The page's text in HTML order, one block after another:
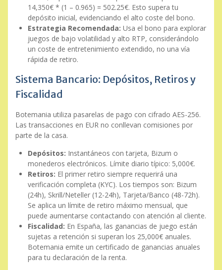
14,350€ * (1 – 0.965) = 502.25€. Esto supera tu
depósito inicial, evidenciando el alto coste del bono.
Estrategia Recomendada: Usa el bono para explorar
juegos de bajo volatilidad y alto RTP, considerándolo
un coste de entretenimiento extendido, no una vía
rápida de retiro.
Sistema Bancario: Depósitos, Retiros y
Fiscalidad
Botemania utiliza pasarelas de pago con cifrado AES-256.
Las transacciones en EUR no conllevan comisiones por
parte de la casa.
Depósitos: Instantáneos con tarjeta, Bizum o
monederos electrónicos. Límite diario típico: 5,000€.
Retiros: El primer retiro siempre requerirá una
verificación completa (KYC). Los tiempos son: Bizum
(24h), Skrill/Neteller (12-24h), Tarjeta/Banco (48-72h).
Se aplica un límite de retiro máximo mensual, que
puede aumentarse contactando con atención al cliente.
Fiscalidad: En España, las ganancias de juego están
sujetas a retención si superan los 25,000€ anuales.
Botemania emite un certificado de ganancias anuales
para tu declaración de la renta.